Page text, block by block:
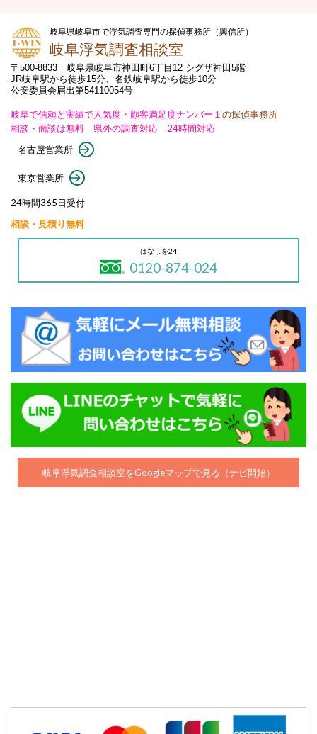
岐阜県岐阜市で浮気調査専門の探偵事務所（興信所）
岐阜浮気調査相談室
〒500-8833 岐阜県岐阜市神田町6丁目12 シグザ神田5階
JR岐阜駅から徒歩15分、名鉄岐阜駅から徒歩10分
公安委員会届出第54110054号
岐阜で信頼と実績で人気度・顧客満足度ナンバー１の探偵事務所
相談・面談は無料 県外の調査対応 24時間対応
名古屋営業所
東京営業所
24時間365日受付
相談・見積り無料
はなしを24
0120-874-024
岐阜浮気調査相談室をGoogleマップで見る（ナビ開始）